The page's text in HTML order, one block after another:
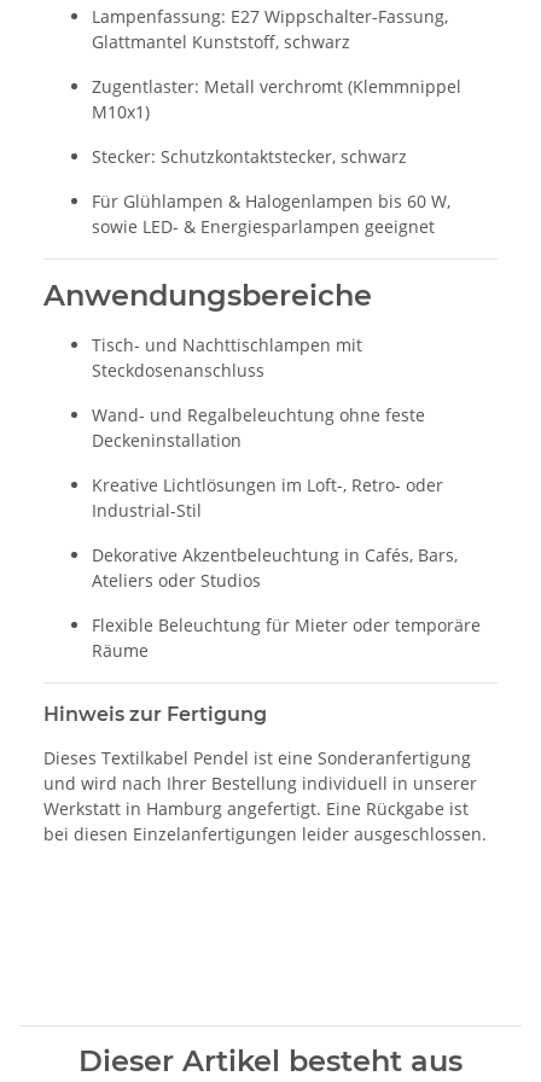
Lampenfassung: E27 Wippschalter-Fassung,
Glattmantel Kunststoff, schwarz
Zugentlaster: Metall verchromt (Klemmnippel
M10x1)
Stecker: Schutzkontaktstecker, schwarz
Für Glühlampen & Halogenlampen bis 60 W,
sowie LED- & Energiesparlampen geeignet
Anwendungsbereiche
Tisch- und Nachttischlampen mit
Steckdosenanschluss
Wand- und Regalbeleuchtung ohne feste
Deckeninstallation
Kreative Lichtlösungen im Loft-, Retro- oder
Industrial-Stil
Dekorative Akzentbeleuchtung in Cafés, Bars,
Ateliers oder Studios
Flexible Beleuchtung für Mieter oder temporäre
Räume
Hinweis zur Fertigung
Dieses Textilkabel Pendel ist eine Sonderanfertigung
und wird nach Ihrer Bestellung individuell in unserer
Werkstatt in Hamburg angefertigt. Eine Rückgabe ist
bei diesen Einzelanfertigungen leider ausgeschlossen.
Dieser Artikel besteht aus